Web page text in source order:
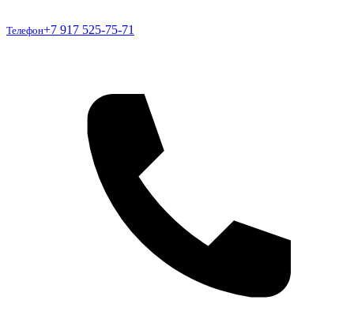
Телефон
Телефон+7 917 525-75-71